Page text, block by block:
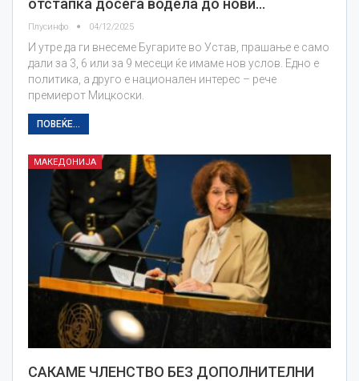
отстапка досега водела до нови…
Плусинфо 04/12/2025
И утре да ги внесеме Бугарите во Устав, прашање е само
дали за 3, 6 или за 9 месеци ќе имаме нов услов. Едно е
политика, а друго е национален интерес – рече
премиерот Мицкоски.
ПОВЕЌЕ...
МАКЕДОНИЈА
САКАМЕ ЧЛЕНСТВО БЕЗ ДОПОЛНИТЕЛНИ